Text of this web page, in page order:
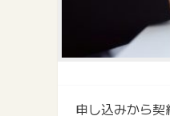
申し込みから